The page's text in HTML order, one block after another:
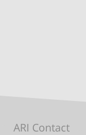
ARI Contact